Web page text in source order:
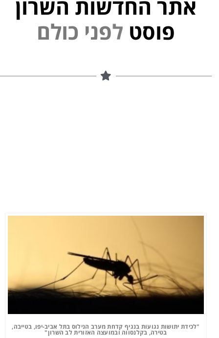
אתר החדשות השרון
פוסט
"לכידת יתושות נגועות בנגיף קדחת מערב הנילוס בתל אביב-יפו, בטייבה,
בטירה, בקלנסווה ובמועצה האזורית לב השרון"